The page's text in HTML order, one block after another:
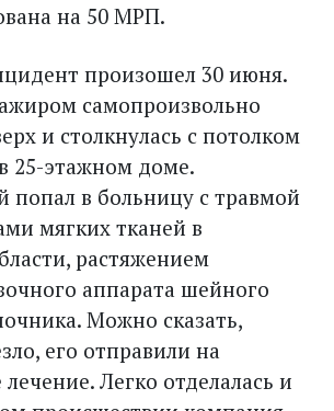
на 50 МРП.
произошел 30 июня.
самопроизвольно
и столкнулась с потолком
25-этажном доме.
попал в больницу с травмой
мягких тканей в
растяжением
аппарата шейного
Можно сказать,
его отправили на
Легко отделалась и